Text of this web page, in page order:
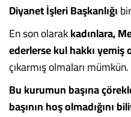
Diyanet İşleri Başkanlığı
En son olarakkadınlara,
ederlerse kul hakkı yemiş
çıkarmış olmaları mümkün.
Bu kurumun başına
başının hoş olmadığını